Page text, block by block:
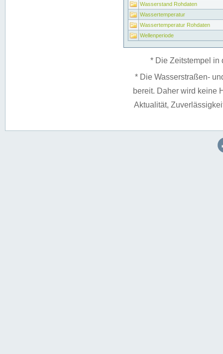
Wasserstand Rohdaten
Wassertemperatur
Wassertemperatur Rohdaten
Wellenperiode
* Die Zeitstempel in
* Die Wasserstraßen-
bereit. Daher wird keine
Aktualität,